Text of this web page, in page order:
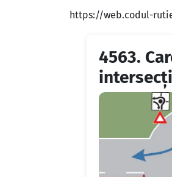
https://web.codul-
4563.